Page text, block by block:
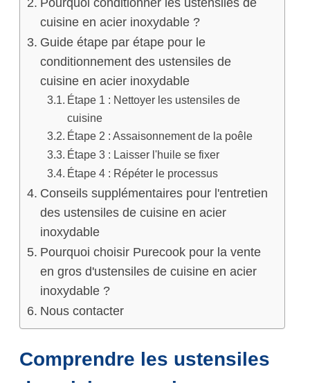
Pourquoi conditionner les ustensiles de
cuisine en acier inoxydable ?
Guide étape par étape pour le
conditionnement des ustensiles de
cuisine en acier inoxydable
Étape 1 : Nettoyer les ustensiles de
cuisine
Étape 2 : Assaisonnement de la poêle
Étape 3 : Laisser l'huile se fixer
Étape 4 : Répéter le processus
Conseils supplémentaires pour l'entretien
des ustensiles de cuisine en acier
inoxydable
Pourquoi choisir Purecook pour la vente
en gros d'ustensiles de cuisine en acier
inoxydable ?
Nous contacter
Comprendre les ustensiles